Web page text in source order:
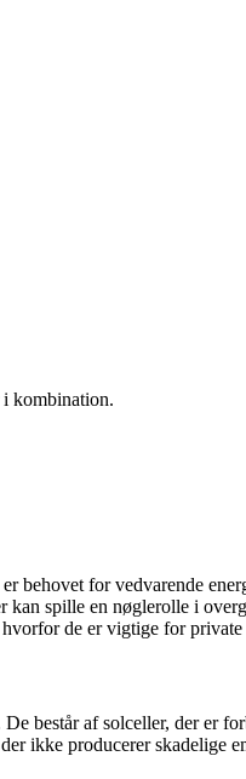
i kombination.
behovet for vedvarende
kan spille en nøglerolle i
de er vigtige for private
består af solceller, der er
ikke producerer skadelige